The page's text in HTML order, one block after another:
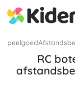
speelgoed
RC